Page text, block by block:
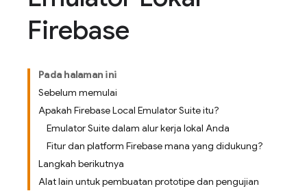
Firebase
Pada halaman ini
Sebelum memulai
Apakah Firebase Local Emulator Suite itu?
Emulator Suite dalam alur kerja lokal Anda
Fitur dan platform Firebase mana yang didukung?
Langkah berikutnya
Alat lain untuk pembuatan prototipe dan pengujian